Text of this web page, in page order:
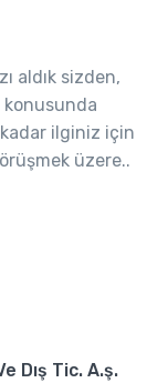
aldık sizden,
ilginiz için
üzere..
Dış Tic. A.ş.